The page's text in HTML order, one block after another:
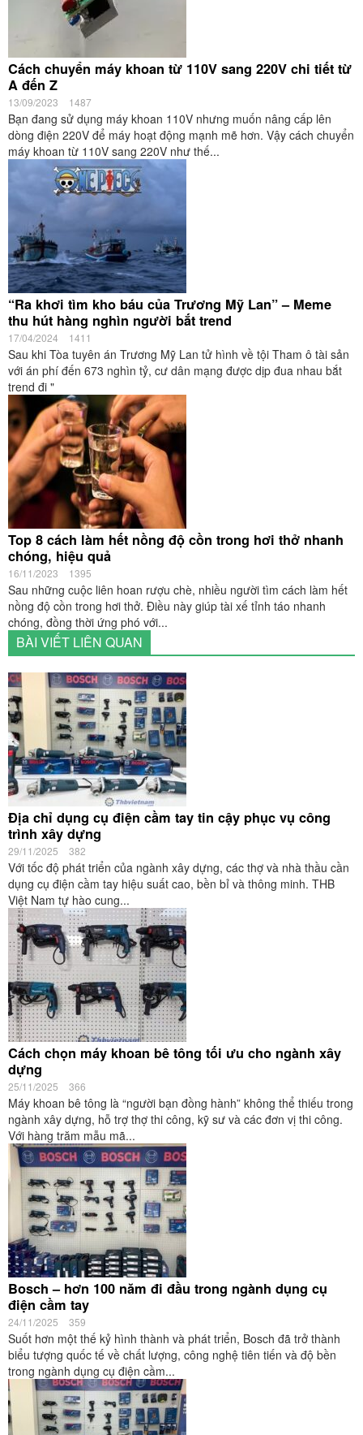
Cách chuyển máy khoan từ 110V sang 220V chi tiết từ
A đến Z
13/09/2023 1487
Bạn đang sử dụng máy khoan 110V nhưng muốn nâng cấp lên
dòng điện 220V để máy hoạt động mạnh mẽ hơn. Vậy cách chuyển
máy khoan từ 110V sang 220V như thế...
“Ra khơi tìm kho báu của Trương Mỹ Lan” – Meme
thu hút hàng nghìn người bắt trend
17/04/2024 1411
Sau khi Tòa tuyên án Trương Mỹ Lan tử hình về tội Tham ô tài sản
với án phí đến 673 nghìn tỷ, cư dân mạng được dịp đua nhau bắt
trend đi "
Top 8 cách làm hết nồng độ cồn trong hơi thở nhanh
chóng, hiệu quả
16/11/2023 1395
Sau những cuộc liên hoan rượu chè, nhiều người tìm cách làm hết
nồng độ cồn trong hơi thở. Điều này giúp tài xế tỉnh táo nhanh
chóng, đồng thời ứng phó với...
BÀI VIẾT LIÊN QUAN
Địa chỉ dụng cụ điện cầm tay tin cậy phục vụ công
trình xây dựng
29/11/2025 382
Với tốc độ phát triển của ngành xây dựng, các thợ và nhà thầu cần
dụng cụ điện cầm tay hiệu suất cao, bền bỉ và thông minh. THB
Việt Nam tự hào cung...
Cách chọn máy khoan bê tông tối ưu cho ngành xây
dựng
25/11/2025 366
Máy khoan bê tông là “người bạn đồng hành” không thể thiếu trong
ngành xây dựng, hỗ trợ thợ thi công, kỹ sư và các đơn vị thi công.
Với hàng trăm mẫu mã...
Bosch – hơn 100 năm đi đầu trong ngành dụng cụ
điện cầm tay
24/11/2025 359
Suốt hơn một thế kỷ hình thành và phát triển, Bosch đã trở thành
biểu tượng quốc tế về chất lượng, công nghệ tiên tiến và độ bền
trong ngành dụng cụ điện cầm...